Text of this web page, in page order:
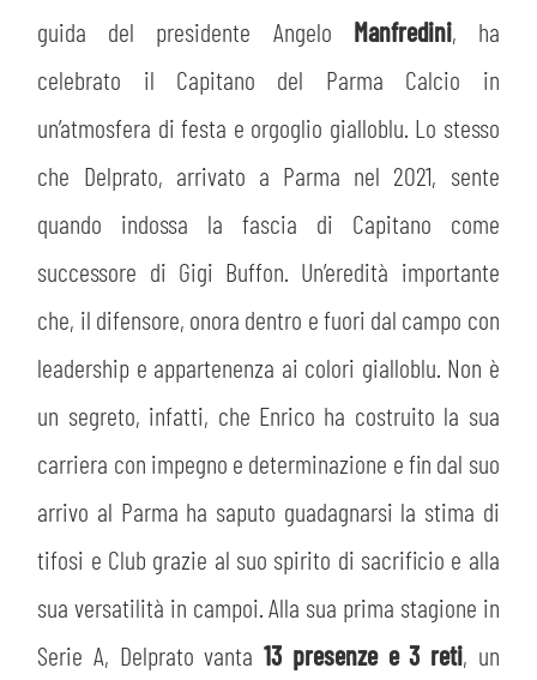
MUSEO
LAVORA CON NOI
ACADEMY
LEGENDS
PARTNER
guida del presidente Angelo Manfredini, ha
celebrato il Capitano del Parma Calcio in
un’atmosfera di festa e orgoglio gialloblu. Lo stesso
che Delprato, arrivato a Parma nel 2021, sente
quando indossa la fascia di Capitano come
successore di Gigi Buffon. Un’eredità importante
che, il difensore, onora dentro e fuori dal campo con
leadership e appartenenza ai colori gialloblu. Non è
un segreto, infatti, che Enrico ha costruito la sua
carriera con impegno e determinazione e fin dal suo
arrivo al Parma ha saputo guadagnarsi la stima di
tifosi e Club grazie al suo spirito di sacrificio e alla
sua versatilità in campoi. Alla sua prima stagione in
Serie A, Delprato vanta13 presenze e 3 reti, un